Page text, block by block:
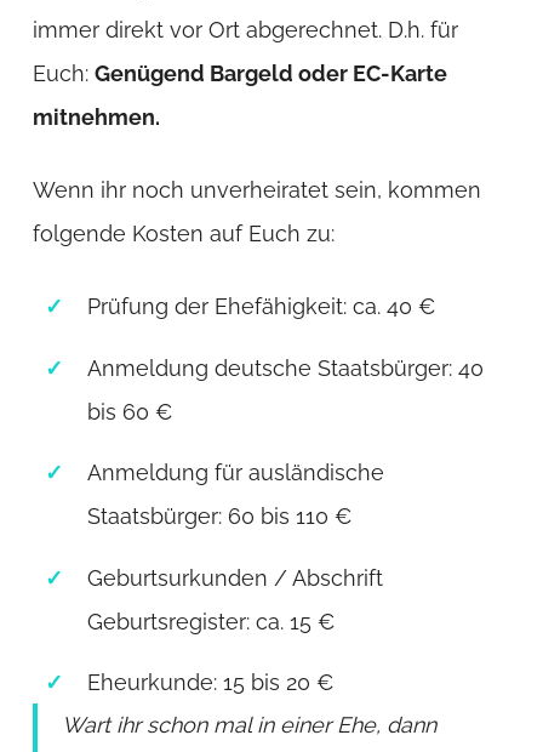
immer direkt vor Ort abgerechnet. D.h. für
Euch: Genügend Bargeld oder EC-Karte
mitnehmen.
Wenn ihr noch unverheiratet sein, kommen
folgende Kosten auf Euch zu:
Prüfung der Ehefähigkeit: ca. 40 €
Anmeldung deutsche Staatsbürger: 40
bis 60 €
Anmeldung für ausländische
Staatsbürger: 60 bis 110 €
Geburtsurkunden / Abschrift
Geburtsregister: ca. 15 €
Eheurkunde: 15 bis 20 €
Wart ihr schon mal in einer Ehe, dann